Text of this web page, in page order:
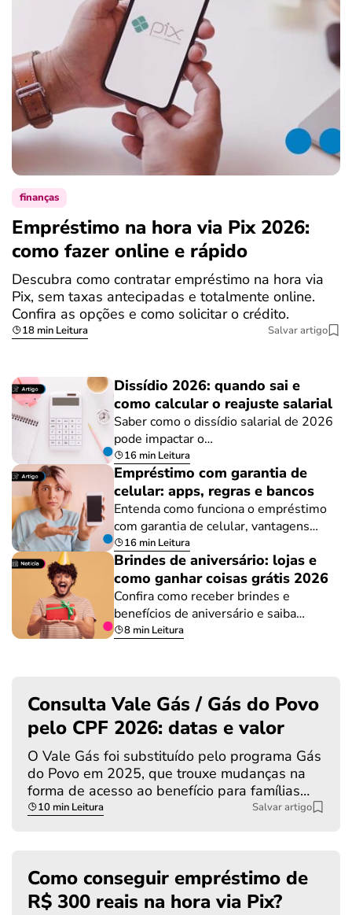
finanças
Empréstimo na hora via Pix 2026:
como fazer online e rápido
Descubra como contratar empréstimo na hora via
Pix, sem taxas antecipadas e totalmente online.
Confira as opções e como solicitar o crédito.
18 min Leitura Salvar artigo
Dissídio 2026: quando sai e
como calcular o reajuste salarial
Saber como o dissídio salarial de 2026
pode impactar o…
16 min Leitura
Empréstimo com garantia de
celular: apps, regras e bancos
Entenda como funciona o empréstimo
com garantia de celular, vantagens…
16 min Leitura
Brindes de aniversário: lojas e
como ganhar coisas grátis 2026
Confira como receber brindes e
benefícios de aniversário e saiba…
8 min Leitura
Consulta Vale Gás / Gás do Povo
pelo CPF 2026: datas e valor
O Vale Gás foi substituído pelo programa Gás
do Povo em 2025, que trouxe mudanças na
forma de acesso ao benefício para famílias…
10 min Leitura Salvar artigo
Como conseguir empréstimo de
R$ 300 reais na hora via Pix?